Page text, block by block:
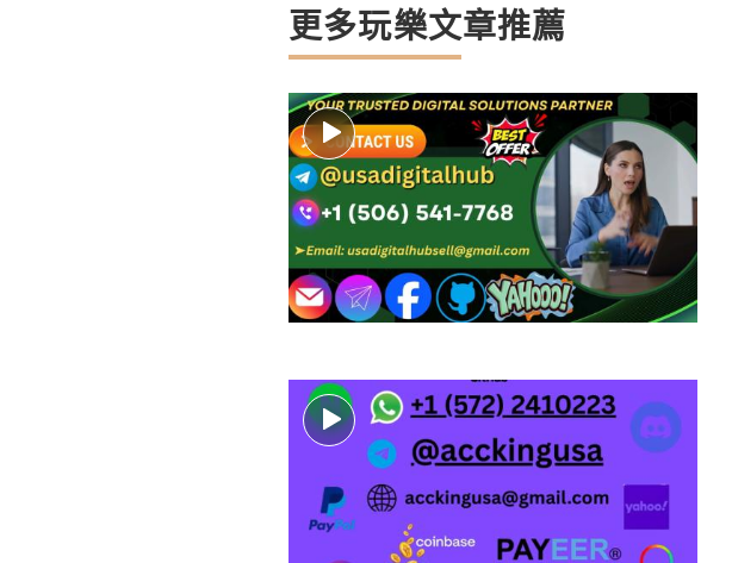
更多玩樂文章推薦